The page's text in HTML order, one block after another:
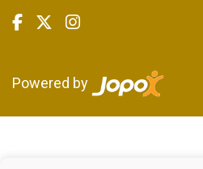
Powered by